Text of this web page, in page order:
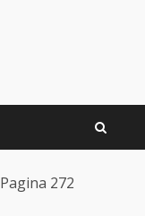
Pagina 272